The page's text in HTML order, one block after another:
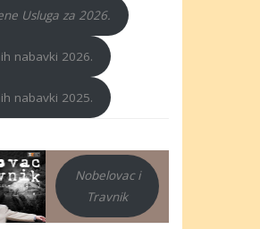
Usluga za 2026.
nabavki 2026.
nabavki 2025.
Nobelovac i
Travnik